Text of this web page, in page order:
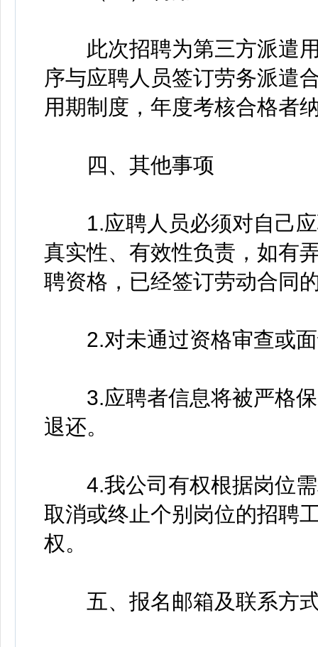
此次招聘为第三方派遣用
序与应聘人员签订劳务派遣
用期制度，年度考核合格者
四、其他事项
1.应聘人员必须对自己应
真实性、有效性负责，如有
聘资格，已经签订劳动合同
2.对未通过资格审查或面
3.应聘者信息将被严格保
退还。
4.我公司有权根据岗位需
取消或终止个别岗位的招聘
权。
五、报名邮箱及联系方